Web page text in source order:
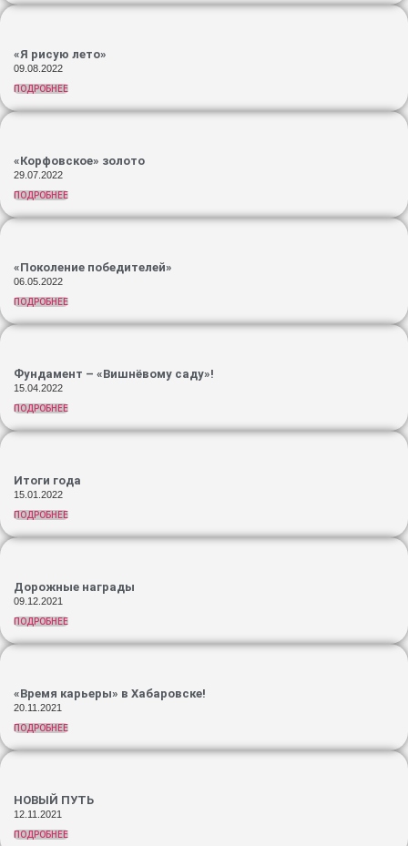
«Я рисую лето»
09.08.2022
ПОДРОБНЕЕ
«Корфовское» золото
29.07.2022
ПОДРОБНЕЕ
«Поколение победителей»
06.05.2022
ПОДРОБНЕЕ
Фундамент – «Вишнёвому саду»!
15.04.2022
ПОДРОБНЕЕ
Итоги года
15.01.2022
ПОДРОБНЕЕ
Дорожные награды
09.12.2021
ПОДРОБНЕЕ
«Время карьеры» в Хабаровске!
20.11.2021
ПОДРОБНЕЕ
НОВЫЙ ПУТЬ
12.11.2021
ПОДРОБНЕЕ